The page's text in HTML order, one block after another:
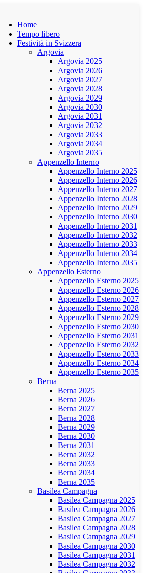
Home
Tempo libero
Festività in Svizzera
Argovia
Argovia 2025
Argovia 2026
Argovia 2027
Argovia 2028
Argovia 2029
Argovia 2030
Argovia 2031
Argovia 2032
Argovia 2033
Argovia 2034
Argovia 2035
Appenzello Interno
Appenzello Interno 2025
Appenzello Interno 2026
Appenzello Interno 2027
Appenzello Interno 2028
Appenzello Interno 2029
Appenzello Interno 2030
Appenzello Interno 2031
Appenzello Interno 2032
Appenzello Interno 2033
Appenzello Interno 2034
Appenzello Interno 2035
Appenzello Esterno
Appenzello Esterno 2025
Appenzello Esterno 2026
Appenzello Esterno 2027
Appenzello Esterno 2028
Appenzello Esterno 2029
Appenzello Esterno 2030
Appenzello Esterno 2031
Appenzello Esterno 2032
Appenzello Esterno 2033
Appenzello Esterno 2034
Appenzello Esterno 2035
Berna
Berna 2025
Berna 2026
Berna 2027
Berna 2028
Berna 2029
Berna 2030
Berna 2031
Berna 2032
Berna 2033
Berna 2034
Berna 2035
Basilea Campagna
Basilea Campagna 2025
Basilea Campagna 2026
Basilea Campagna 2027
Basilea Campagna 2028
Basilea Campagna 2029
Basilea Campagna 2030
Basilea Campagna 2031
Basilea Campagna 2032